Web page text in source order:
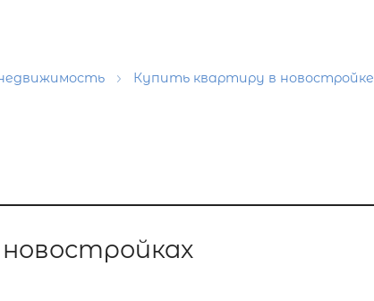
Купить квартиру в новостройке